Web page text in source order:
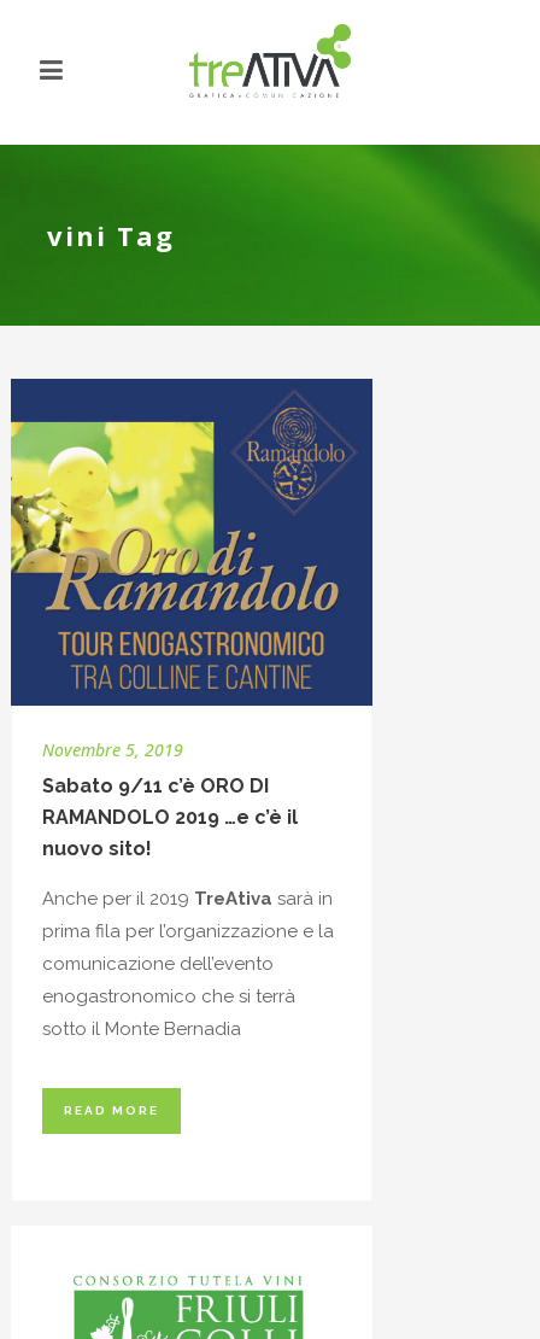
vini Tag
Novembre 5, 2019
Sabato 9/11 c’è ORO DI
RAMANDOLO 2019 …e c’è il
nuovo sito!
Anche per il 2019 TreAtiva sarà in
prima fila per l’organizzazione e la
comunicazione dell’evento
enogastronomico che si terrà
sotto il Monte Bernadia
READ MORE